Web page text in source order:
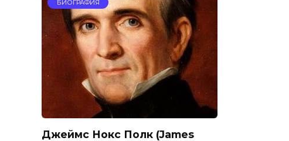
БИОГРАФИЯ
Джеймс Нокс Полк (James